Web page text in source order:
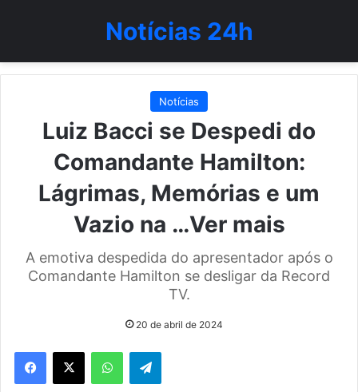
Notícias 24h
Notícias
Luiz Bacci se Despedi do
Comandante Hamilton:
Lágrimas, Memórias e um
Vazio na …Ver mais
A emotiva despedida do apresentador após o
Comandante Hamilton se desligar da Record
TV.
20 de abril de 2024
WhatsAppTelegram